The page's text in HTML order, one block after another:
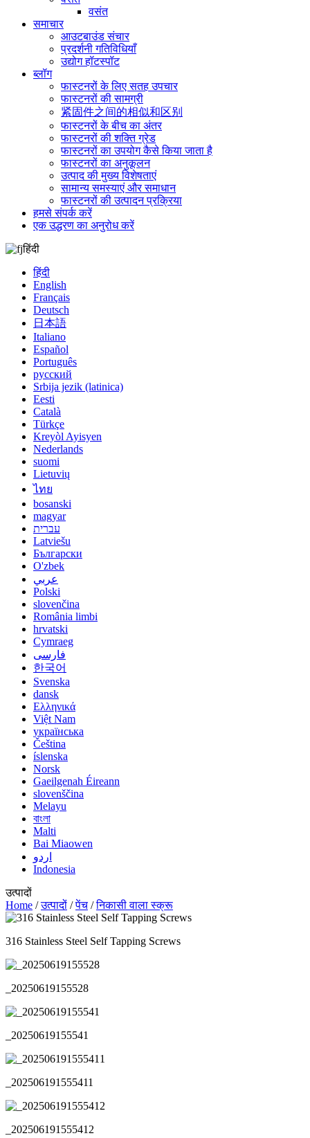
वसंत
समाचार
आउटबाउंड संचार
प्रदर्शनी गतिविधियाँ
उद्योग हॉटस्पॉट
ब्लॉग
फास्टनरों के लिए सतह उपचार
फास्टनरों की सामग्री
紧固件之间的相似和区别
फास्टनरों के बीच का अंतर
फास्टनरों की शक्ति ग्रेड
फास्टनरों का उपयोग कैसे किया जाता है
फास्टनरों का अनुकूलन
उत्पाद की मुख्य विशेषताएं
सामान्य समस्याएं और समाधान
फास्टनरों की उत्पादन प्रक्रिया
हमसे संपर्क करें
एक उद्धरण का अनुरोध करें
हिंदी
हिंदी
English
Français
Deutsch
日本語
Italiano
Español
Português
русский
Srbija jezik (latinica)
Eesti
Català
Türkçe
Kreyòl Ayisyen
Nederlands
suomi
Lietuvių
ไทย
bosanski
magyar
עברית
Latviešu
Български
O'zbek
عربي
Polski
slovenčina
România limbi
hrvatski
Cymraeg
فارسی
한국어
Svenska
dansk
Ελληνικά
Việt Nam
українська
Čeština
íslenska
Norsk
Gaeilgenah Éireann
slovenščina
Melayu
বাংলা
Malti
Bai Miaowen
اردو
Indonesia
उत्पादों
Home /उत्पादों /पेंच /निकासी वाला स्क्रू
316 Stainless Steel Self Tapping Screws
_20250619155528
_20250619155541
_202506191555411
_202506191555412